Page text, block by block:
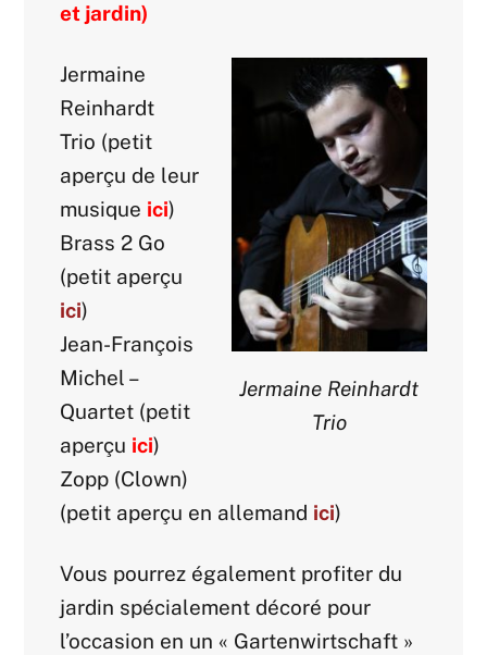
et jardin)
Jermaine Reinhardt
Trio
Jermaine
Reinhardt
Trio (petit
aperçu de leur
musique ici)
Brass 2 Go
(petit aperçu
ici)
Jean-François
Michel –
Quartet (petit
aperçu ici)
Zopp (Clown)
(petit aperçu en allemand ici)
Vous pourrez également profiter du
jardin spécialement décoré pour
l’occasion en un « Gartenwirtschaft »